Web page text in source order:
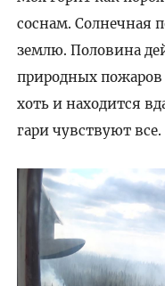
соснам. Солнечная
землю. Половина
природных
хоть и находится
гари чувствуют все.